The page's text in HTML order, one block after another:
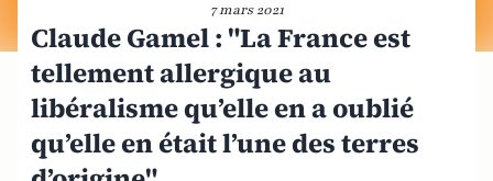
7 mars 2021
Claude Gamel : "La France est
tellement allergique au
libéralisme qu’elle en a oublié
qu’elle en était l’une des terres